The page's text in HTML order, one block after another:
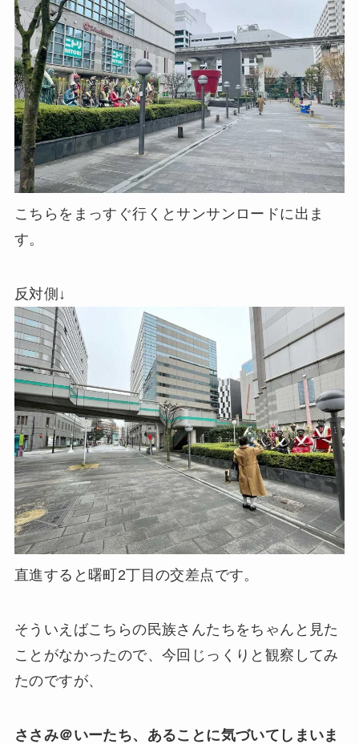
こちらをまっすぐ行くとサンサンロードに出ま
す。
反対側↓
直進すると曙町2丁目の交差点です。
そういえばこちらの民族さんたちをちゃんと見た
ことがなかったので、今回じっくりと観察してみ
たのですが、
ささみ＠いーたち、あることに気づいてしまいま